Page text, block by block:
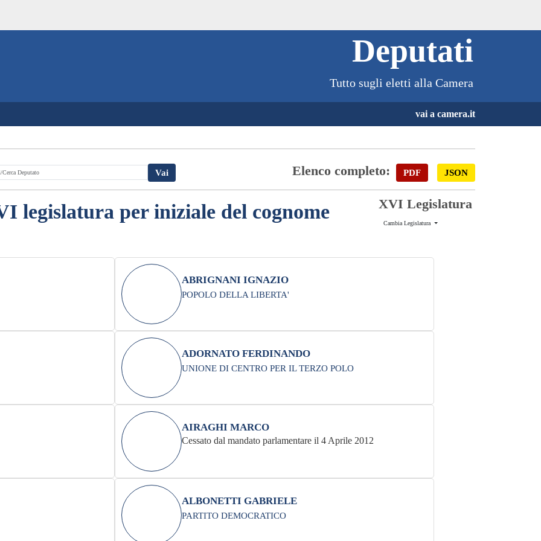
Deputati
Tutto sugli eletti alla Camera
vai a camera.it
Elenco completo: PDF JSON
legislatura per iniziale del cognome XVI Legislatura
Cambia Legislatura
ABRIGNANI IGNAZIO
POPOLO DELLA LIBERTA'
ADORNATO FERDINANDO
UNIONE DI CENTRO PER IL TERZO POLO
AIRAGHI MARCO
Cessato dal mandato parlamentare il 4 Aprile 2012
ALBONETTI GABRIELE
PARTITO DEMOCRATICO